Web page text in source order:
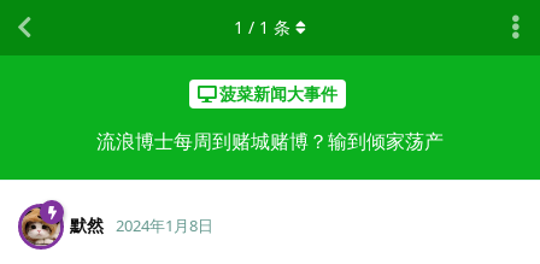
菠菜新闻大事件
流浪博士每周到赌城赌博？输到倾家荡产
1 / 1 条
默然 2024年1月8日